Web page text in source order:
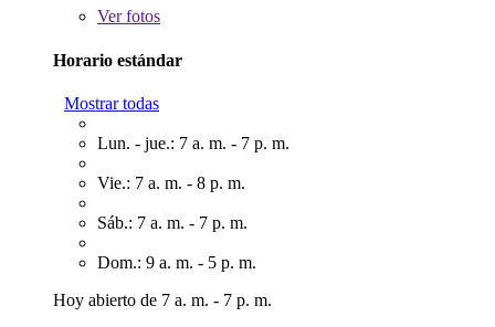
Verfotos
Horario estándar
Mostrar todas
Lun. - jue.: 7 a. m. - 7 p. m.
Vie.: 7 a. m. - 8 p. m.
Sáb.: 7 a. m. - 7 p. m.
Dom.: 9 a. m. - 5 p. m.
Hoy abierto de 7 a. m. - 7 p. m.